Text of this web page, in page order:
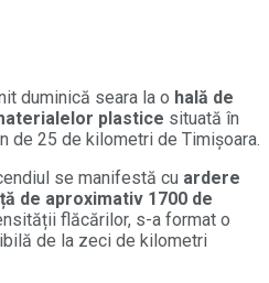
duminică seara la o hală de
plastice situată în
de 25 de kilometri de Timișoara.
se manifestă cu ardere
de aproximativ 1700 de
flăcărilor, s-a format o
de la zeci de kilometri